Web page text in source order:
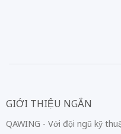
GIỚI THIỆU NGẮN
QAWING - Với đội ngũ kỹ